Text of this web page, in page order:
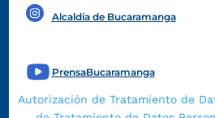
Alcaldía de Bucaramanga
PrensaBucaramanga
Autorización de Tratamiento de